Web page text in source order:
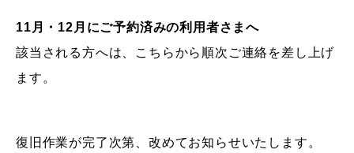
11月・12月にご予約済みの利用者さまへ
該当される方へは、こちらから順次ご連絡を差し上げ
ます。
復旧作業が完了次第、改めてお知らせいたします。